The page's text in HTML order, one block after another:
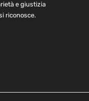
e giustizia
riconosce.